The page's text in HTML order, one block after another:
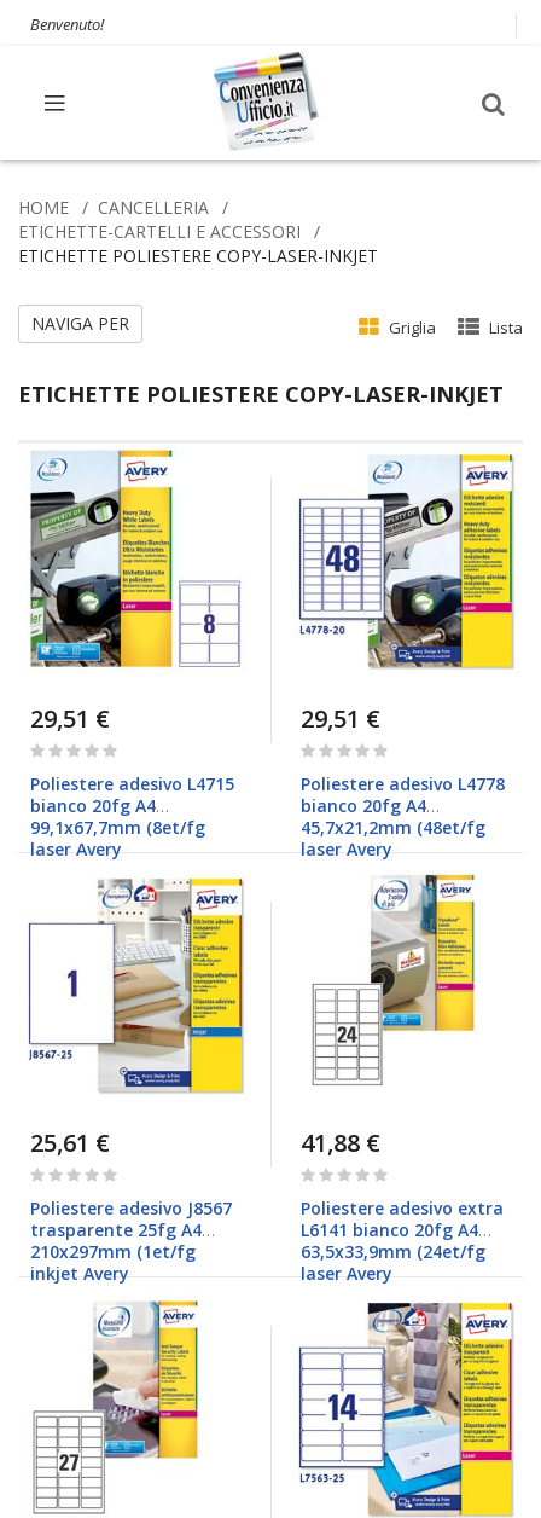
Benvenuto!
HOME
CANCELLERIA
ETICHETTE-CARTELLI E ACCESSORI
ETICHETTE POLIESTERE COPY-LASER-INKJET
ETICHETTE POLIESTERE COPY-LASER-INKJET
Griglia Lista
29,51 €
Rating:
Poliestere adesivo L4715
bianco 20fg A4
99,1x67,7mm (8et/fg
laser Avery
29,51 €
Rating:
Poliestere adesivo L4778
bianco 20fg A4
45,7x21,2mm (48et/fg
laser Avery
25,61 €
Rating:
Poliestere adesivo J8567
trasparente 25fg A4
210x297mm (1et/fg
inkjet Avery
41,88 €
Rating:
Poliestere adesivo extra
L6141 bianco 20fg A4
63,5x33,9mm (24et/fg
laser Avery
NAVIGA PER